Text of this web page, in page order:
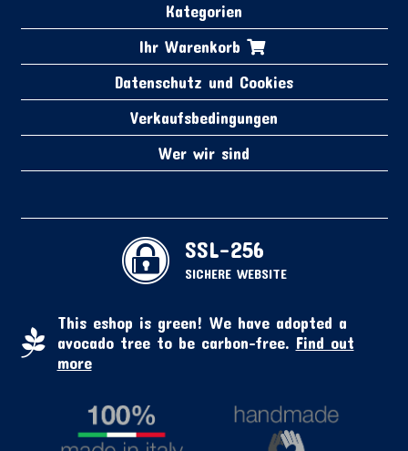
Kategorien
Ihr Warenkorb
Datenschutz und Cookies
Verkaufsbedingungen
Wer wir sind
SSL-256
SICHERE WEBSITE
This eshop is green! We have adopted a
avocado tree to be carbon-free. Find out
more